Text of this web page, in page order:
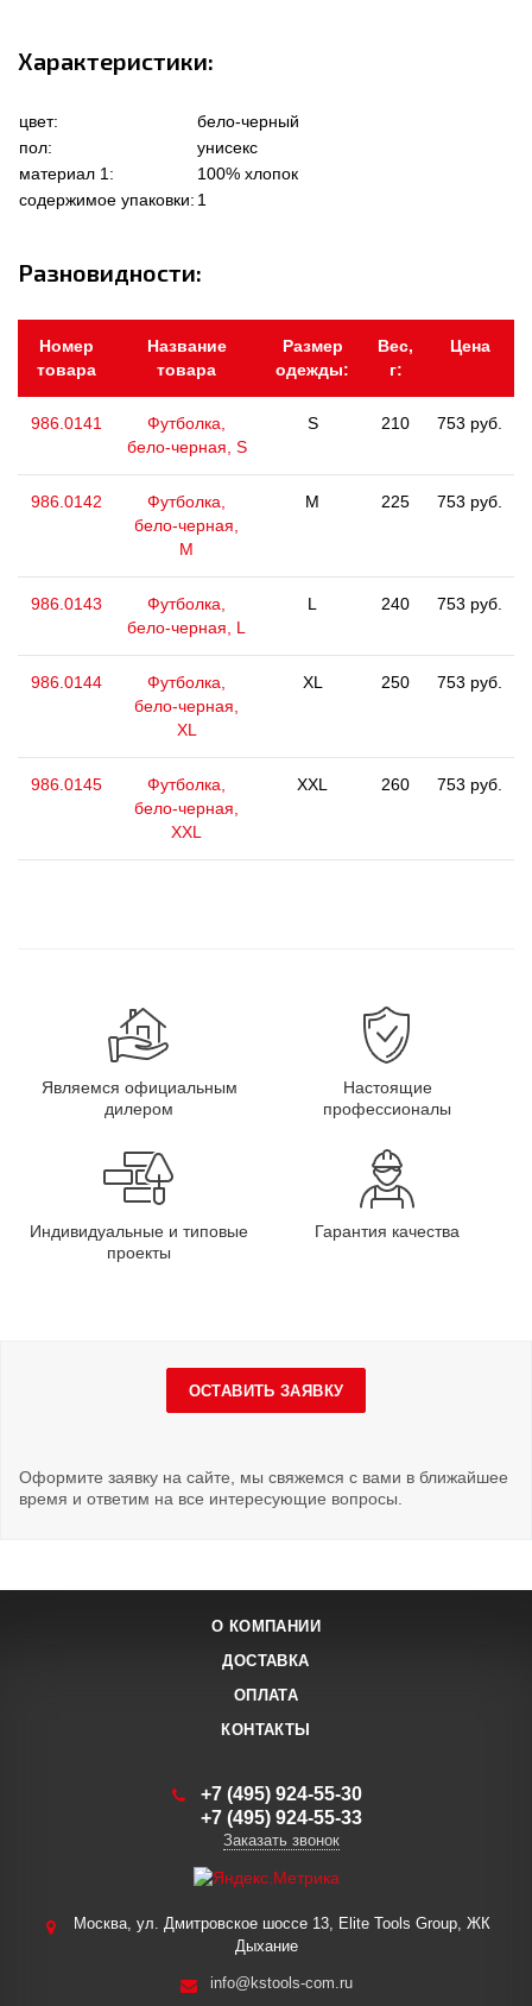
Характеристики:
цвет:
бело-черный
пол:
унисекс
материал 1:
100% хлопок
содержимое упаковки: 1
Разновидности:
Номер
товара
Название
товара
Размер
одежды:
Вес,
г:
Цена
986.0141
Футболка,
бело-черная, S
S 210 753 руб.
986.0142
Футболка,
бело-черная,
M
M 225 753 руб.
986.0143
Футболка,
бело-черная, L
L 240 753 руб.
986.0144
Футболка,
бело-черная,
XL
XL 250 753 руб.
986.0145
Футболка,
бело-черная,
XXL
XXL 260 753 руб.
Являемся официальным
дилером
Настоящие
профессионалы
Индивидуальные и типовые
проекты
Гарантия качества
ОСТАВИТЬ ЗАЯВКУ
Оформите заявку на сайте, мы свяжемся с вами в ближайшее
время и ответим на все интересующие вопросы.
О КОМПАНИИ
ДОСТАВКА
ОПЛАТА
КОНТАКТЫ
+7 (495) 924-55-30
+7 (495) 924-55-33
Заказать звонок
Москва, ул. Дмитровское шоссе 13, Elite Tools Group, ЖК
Дыхание
info@kstools-com.ru